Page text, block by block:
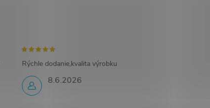
8.6.2026
Rýchle dodanie,kvalita výrobku